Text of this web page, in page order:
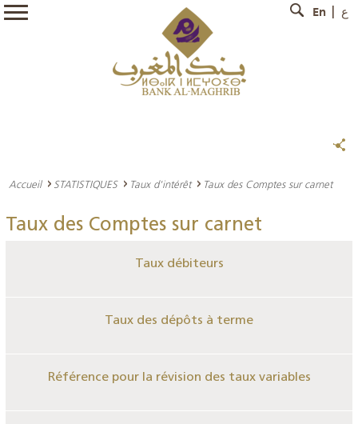
En ع
Accueil STATISTIQUES Taux d'intérêt Taux des Comptes sur carnet
Taux des Comptes sur carnet
Taux débiteurs
Taux des dépôts à terme
Référence pour la révision des taux variables